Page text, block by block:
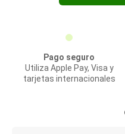
Pago seguro
Utiliza Apple Pay, Visa y
tarjetas internacionales